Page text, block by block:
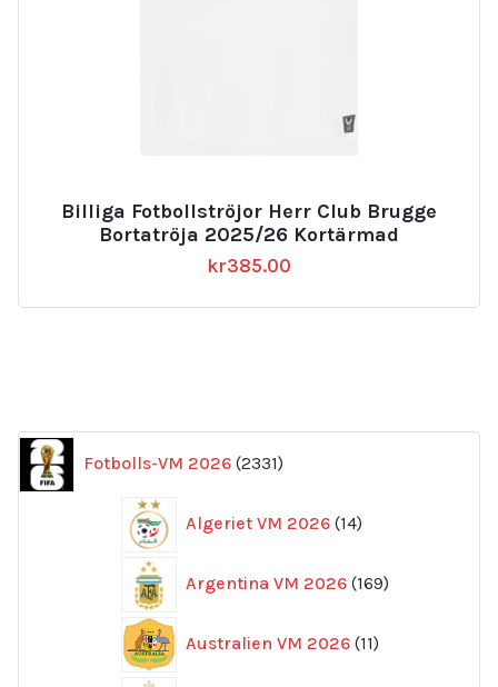
Billiga Fotbollströjor Herr Club Brugge
Bortatröja 2025/26 Kortärmad
kr385.00
Fotbolls-VM 2026 2331
produkter
Algeriet VM 2026 14
produkter
Argentina VM 2026 169
produkter
Australien VM 2026 11
produkter